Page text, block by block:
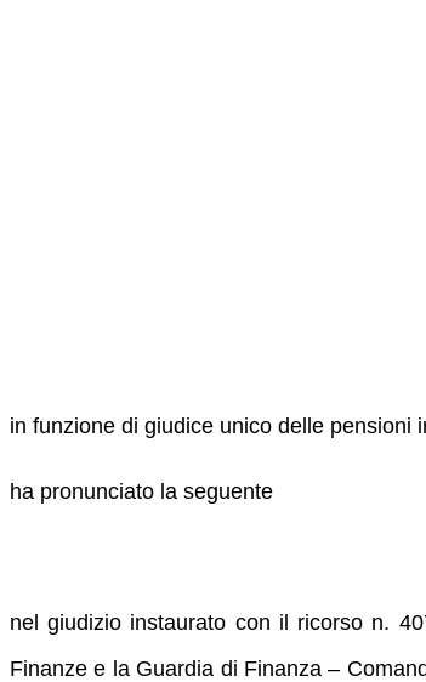
in funzione di giudice unico delle pensioni
ha pronunciato la seguente
nel giudizio instaurato con il ricorso n.
Finanze e la Guardia di Finanza –